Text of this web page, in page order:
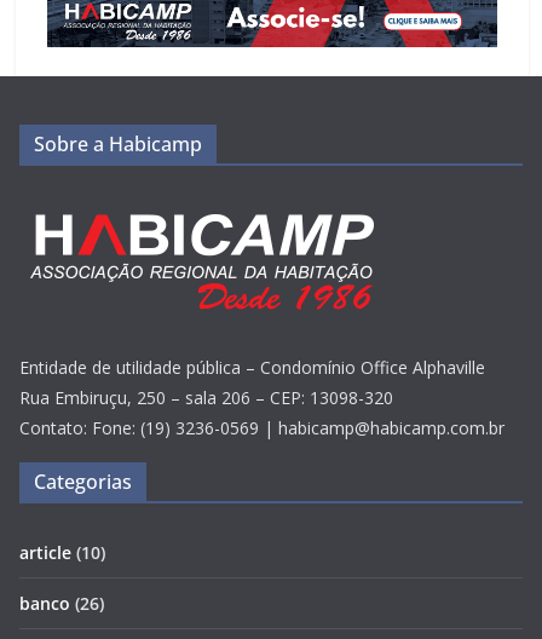
Sobre a Habicamp
Entidade de utilidade pública – Condomínio Office Alphaville
Rua Embiruçu, 250 – sala 206 – CEP: 13098-320
Contato: Fone: (19) 3236-0569 | habicamp@habicamp.com.br
Categorias
article (10)
banco (26)